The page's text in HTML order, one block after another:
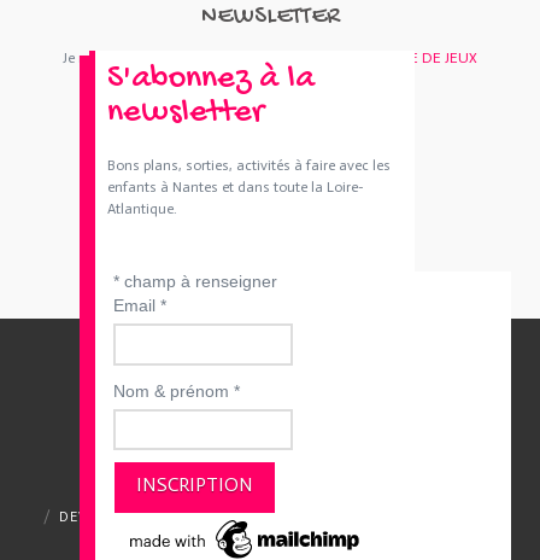
NEWSLETTER
Je m'abonne : Newsletter SORTIES 44 BOUTIQUE DE JEUX
DEVENIR ANNONCEUR
MENTIONS LÉGALES
POLITIQUE DE CONFIDENTIALITÉ
S'abonnez à la
newsletter
Bons plans, sorties, activités à faire avec les
enfants à Nantes et dans toute la Loire-
Atlantique.
* champ à renseigner
Email *
Nom & prénom *